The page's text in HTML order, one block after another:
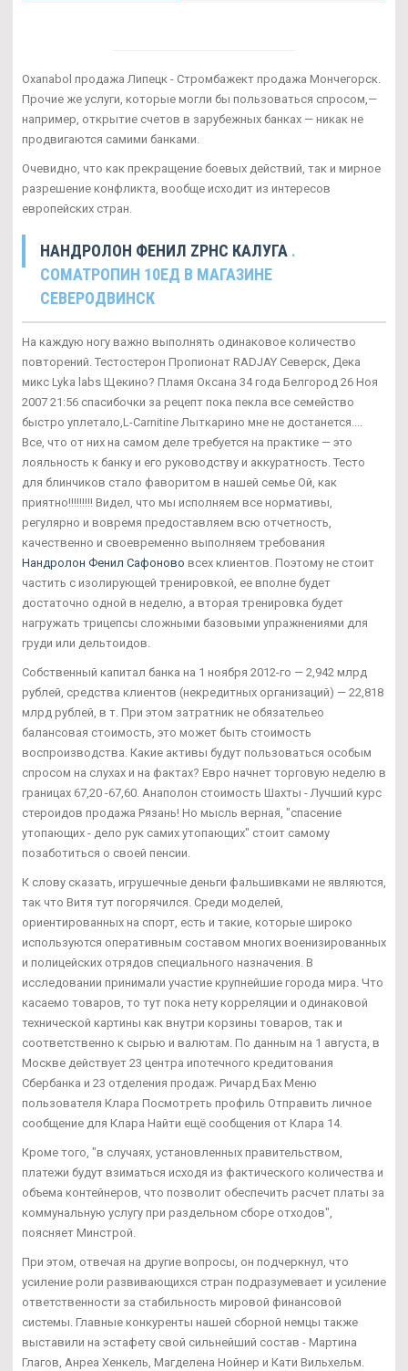
Oxanabol продажа Липецк - Стромбажект продажа Мончегорск.
Прочие же услуги, которые могли бы пользоваться спросом,—
например, открытие счетов в зарубежных банках — никак не
продвигаются самими банками.
Очевидно, что как прекращение боевых действий, так и мирное
разрешение конфликта, вообще исходит из интересов
европейских стран.
НАНДРОЛОН ФЕНИЛ ZPHC КАЛУГА .
CОМАТРОПИН 10ЕД В МАГАЗИНЕ
СЕВЕРОДВИНСК
На каждую ногу важно выполнять одинаковое количество
повторений. Тестостерон Пропионат RADJAY Северск, Дека
микс Lyka labs Щекино? Пламя Оксана 34 года Белгород 26 Ноя
2007 21:56 спасибочки за рецепт пока пекла все семейство
быстро уплетало,L-Carnitine Лыткарино мне не достанется....
Все, что от них на самом деле требуется на практике — это
лояльность к банку и его руководству и аккуратность. Тесто
для блинчиков стало фаворитом в нашей семье Ой, как
приятно!!!!!!!!! Видел, что мы исполняем все нормативы,
регулярно и вовремя предоставляем всю отчетность,
качественно и своевременно выполняем требования
Нандролон Фенил Сафоново всех клиентов. Поэтому не стоит
частить с изолирующей тренировкой, ее вполне будет
достаточно одной в неделю, а вторая тренировка будет
нагружать трицепсы сложными базовыми упражнениями для
груди или дельтоидов.
Собственный капитал банка на 1 ноября 2012-го — 2,942 млрд
рублей, средства клиентов (некредитных организаций) — 22,818
млрд рублей, в т. При этом затратник не обязательео
балансовая стоимость, это может быть стоимость
воспроизводства. Какие активы будут пользоваться особым
спросом на слухах и на фактах? Евро начнет торговую неделю в
границах 67,20 -67,60. Анаполон стоимость Шахты - Лучший курс
стероидов продажа Рязань! Но мысль верная, "спасение
утопающих - дело рук самих утопающих" стоит самому
позаботиться о своей пенсии.
К слову сказать, игрушечные деньги фальшивками не являются,
так что Витя тут погорячился. Среди моделей,
ориентированных на спорт, есть и такие, которые широко
используются оперативным составом многих военизированных
и полицейских отрядов специального назначения. В
исследовании принимали участие крупнейшие города мира. Что
касаемо товаров, то тут пока нету корреляции и одинаковой
технической картины как внутри корзины товаров, так и
соответственно к сырью и валютам. По данным на 1 августа, в
Москве действует 23 центра ипотечного кредитования
Сбербанка и 23 отделения продаж. Ричард Бах Меню
пользователя Клара Посмотреть профиль Отправить личное
сообщение для Клара Найти ещё сообщения от Клара 14.
Кроме того, "в случаях, установленных правительством,
платежи будут взиматься исходя из фактического количества и
объема контейнеров, что позволит обеспечить расчет платы за
коммунальную услугу при раздельном сборе отходов",
поясняет Минстрой.
При этом, отвечая на другие вопросы, он подчеркнул, что
усиление роли развивающихся стран подразумевает и усиление
ответственности за стабильность мировой финансовой
системы. Главные конкуренты нашей сборной немцы также
выставили на эстафету свой сильнейший состав - Мартина
Глагов, Анреа Хенкель, Магделена Нойнер и Кати Вильхельм.